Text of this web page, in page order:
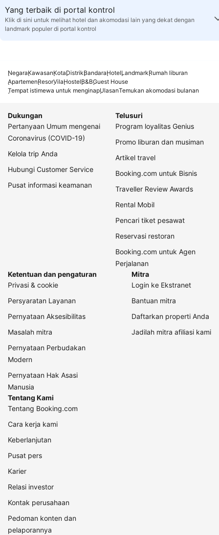
Yang terbaik di portal kontrol
Klik di sini untuk melihat hotel dan akomodasi lain yang dekat dengan
landmark populer di portal kontrol
NegaraKawasanKotaDistrikBandaraHotelLandmarkRumah liburan
ApartemenResorVilaHostelB&BGuest House
Tempat istimewa untuk menginapUlasanTemukan akomodasi bulanan
Dukungan
Pertanyaan Umum mengenai
Coronavirus (COVID-19)
Kelola trip Anda
Hubungi Customer Service
Pusat informasi keamanan
Telusuri
Program loyalitas Genius
Promo liburan dan musiman
Artikel travel
Booking.com untuk Bisnis
Traveller Review Awards
Rental Mobil
Pencari tiket pesawat
Reservasi restoran
Booking.com untuk Agen
Perjalanan
Ketentuan dan pengaturan
Privasi & cookie
Persyaratan Layanan
Pernyataan Aksesibilitas
Masalah mitra
Pernyataan Perbudakan
Modern
Pernyataan Hak Asasi
Manusia
Mitra
Login ke Ekstranet
Bantuan mitra
Daftarkan properti Anda
Jadilah mitra afiliasi kami
Tentang Kami
Tentang Booking.com
Cara kerja kami
Keberlanjutan
Pusat pers
Karier
Relasi investor
Kontak perusahaan
Pedoman konten dan
pelaporannya